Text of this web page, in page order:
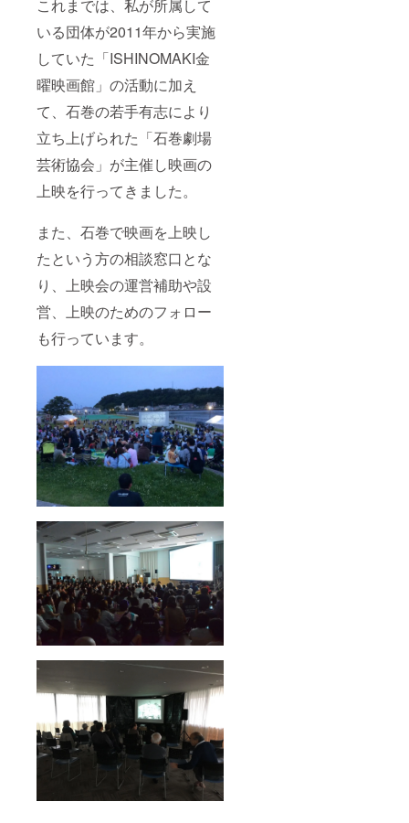
これまでは、私が所属して
いる団体が2011年から実施
していた「ISHINOMAKI金
曜映画館」の活動に加え
て、石巻の若手有志により
立ち上げられた「石巻劇場
芸術協会」が主催し映画の
上映を行ってきました。
また、石巻で映画を上映し
たという方の相談窓口とな
り、上映会の運営補助や設
営、上映のためのフォロー
も行っています。